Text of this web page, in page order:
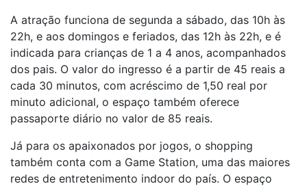
A atração funciona de segunda a sábado, das 10h às
22h, e aos domingos e feriados, das 12h às 22h, e é
indicada para crianças de 1 a 4 anos, acompanhados
dos pais. O valor do ingresso é a partir de 45 reais a
cada 30 minutos, com acréscimo de 1,50 real por
minuto adicional, o espaço também oferece
passaporte diário no valor de 85 reais.
Já para os apaixonados por jogos, o shopping
também conta com a Game Station, uma das maiores
redes de entretenimento indoor do país. O espaço